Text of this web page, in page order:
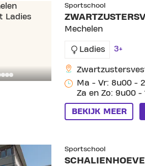
Sportschool
Mechelen
Ladies 3+
Ma - Vr: 8u00 -
Za en Zo: 9u00 -
BEKIJK MEER
Sportschool